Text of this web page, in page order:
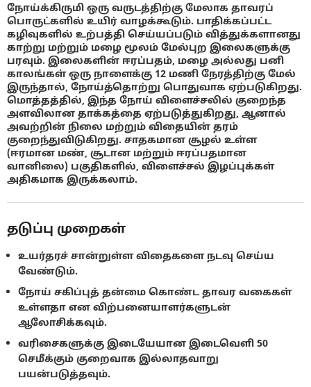
நோய்க்கிருமி ஒரு வருடத்திற்கு மேலாக தாவரப்
பொருட்களில் உயிர் வாழக்கூடும். பாதிக்கப்பட்ட
கழிவுகளில் உற்பத்தி செய்யப்படும் வித்துக்களானது
காற்று மற்றும் மழை மூலம் மேல்புற இலைகளுக்கு
பரவும். இலைகளின் ஈரப்பதம், மழை அல்லது பனி
காலங்கள் ஒரு நாளைக்கு 12 மணி நேரத்திற்கு மேல்
இருந்தால், நோய்த்தொற்று பொதுவாக ஏற்படுகிறது.
மொத்தத்தில், இந்த நோய் விளைச்சலில் குறைந்த
அளவிலான தாக்கத்தை ஏற்படுத்துகிறது, ஆனால்
அவற்றின் நிலை மற்றும் விதையின் தரம்
குறைந்துவிடுகிறது. சாதகமான சூழல் உள்ள
(ஈரமான மண், சூடான மற்றும் ஈரப்பதமான
வானிலை) பகுதிகளில், விளைச்சல் இழப்புக்கள்
அதிகமாக இருக்கலாம்.
தடுப்பு முறைகள்
உயர்தரச் சான்றுள்ள விதைகளை நடவு செய்ய
வேண்டும்.
நோய் சகிப்புத் தன்மை கொண்ட தாவர வகைகள்
உள்ளதா என விற்பனையாளர்களுடன்
ஆலோசிக்கவும்.
வரிசைகளுக்கு இடையேயான இடைவெளி 50
செமீக்கும் குறைவாக இல்லாதவாறு
பயன்படுத்தவும்.